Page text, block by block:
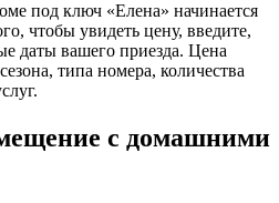
под ключ «Елена» начинается
чтобы увидеть цену, введите,
даты вашего приезда. Цена
типа номера, количества
с домашними